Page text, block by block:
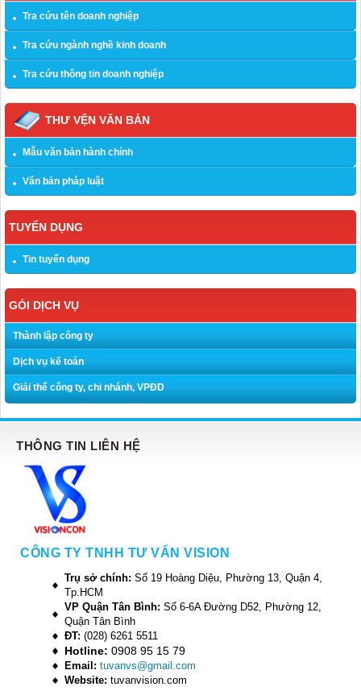
Tra cứu tên doanh nghiệp
Tra cứu ngành nghề kinh doanh
Tra cứu thông tin doanh nghiệp
THƯ VỆN VĂN BẢN
Mẫu văn bản hành chính
Văn bản pháp luật
TUYỂN DỤNG
Tin tuyển dụng
GÓI DỊCH VỤ
Thành lập công ty
Dịch vụ kế toán
Giải thể công ty, chi nhánh, VPĐD
THÔNG TIN LIÊN HỆ
CÔNG TY TNHH TƯ VẤN VISION
Trụ sở chính: Số 19 Hoàng Diệu, Phường 13, Quận 4,
Tp.HCM
VP Quận Tân Bình: Số 6-6A Đường D52, Phường 12,
Quận Tân Bình
ĐT: (028) 6261 5511
Hotline: 0908 95 15 79
Email: tuvanvs@gmail.com
Website: tuvanvision.com